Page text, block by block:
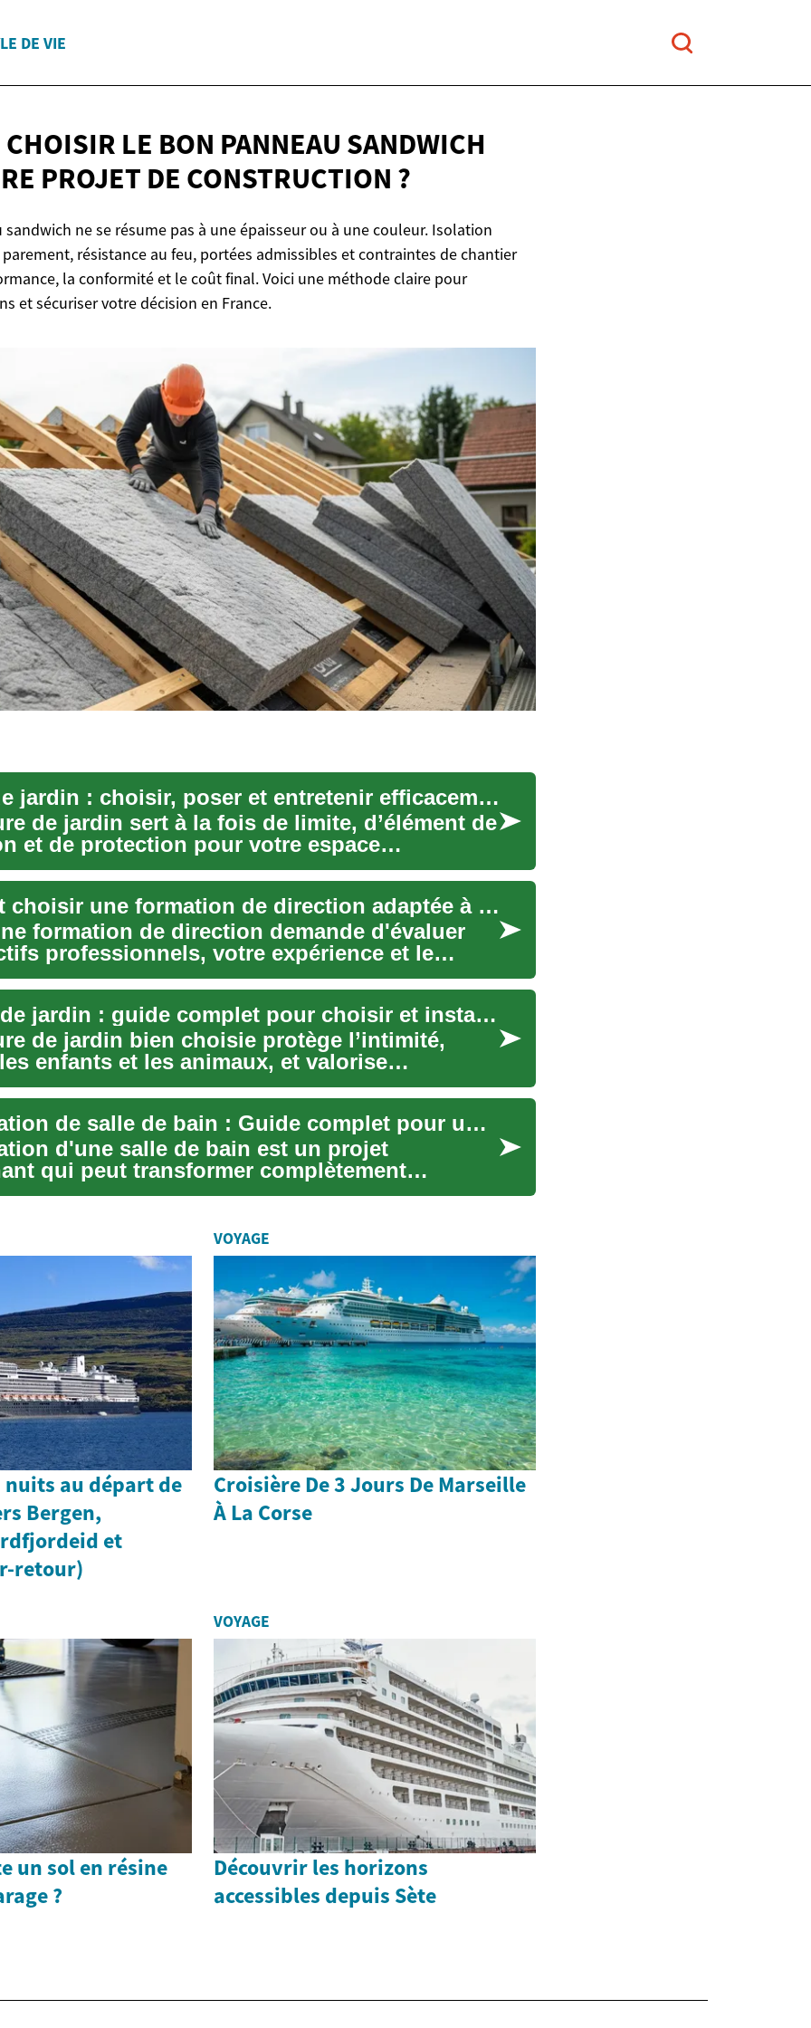
DE VIE
LE BON PANNEAU SANDWICH
PROJET DE CONSTRUCTION ?
ne se résume pas à une épaisseur ou à une couleur. Isolation
résistance au feu, portées admissibles et contraintes de chantier
la conformité et le coût final. Voici une méthode claire pour
et sécuriser votre décision en France.
Clôture de jardin : choisir, poser et entretenir efficacement
de jardin sert à la fois de limite, d’élément de
et de protection pour votre espace
Comment choisir une formation de direction adaptée à votre parcours
formation de direction demande d'évaluer
professionnels, votre expérience et le
Clôtures de jardin : guide complet pour choisir et installer
de jardin bien choisie protège l’intimité,
enfants et les animaux, et valorise
...
La rénovation de salle de bain : Guide complet pour un projet réussi
d'une salle de bain est un projet
qui peut transformer complètement
et la foncti...
nuits au départ de
Bergen,
et
retour)
VOYAGE
Croisière De 3 Jours De Marseille
À La Corse
un sol en résine
?
VOYAGE
Découvrir les horizons
accessibles depuis Sète